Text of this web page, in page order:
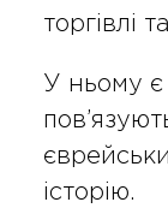
торгівлі
У ньому є
історію.